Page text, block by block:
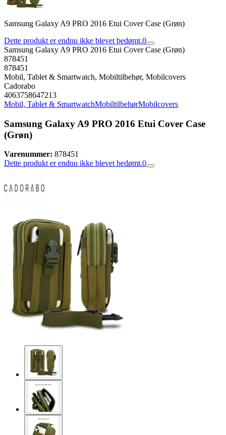
Samsung Galaxy A9 PRO 2016 Etui Cover Case (Grøn)
Dette produkt er endnu ikke blevet bedømt.0
Samsung Galaxy A9 PRO 2016 Etui Cover Case (Grøn)
878451
878451
Mobil, Tablet & Smartwatch, Mobiltilbehør, Mobilcovers
Cadorabo
4063758647213
Mobil, Tablet & SmartwatchMobiltilbehørMobilcovers
Samsung Galaxy A9 PRO 2016 Etui Cover Case
(Grøn)
Varenummer: 878451
Dette produkt er endnu ikke blevet bedømt.0